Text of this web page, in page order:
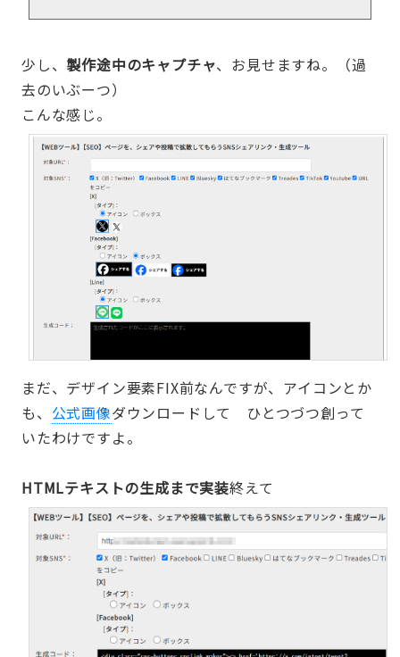
少し、 製作途中のキャプチャ、お見せますね。（過
去のいぶーつ）
こんな感じ。
まだ、デザイン要素FIX前なんですが、アイコンとか
も、 公式画像ダウンロードして ひとつづつ創って
いたわけですよ。
HTMLテキストの生成まで実装終えて